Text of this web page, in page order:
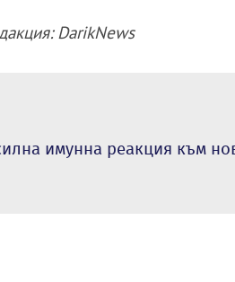
DarikNews
имунна реакция към